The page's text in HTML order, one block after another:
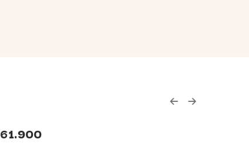
61.900